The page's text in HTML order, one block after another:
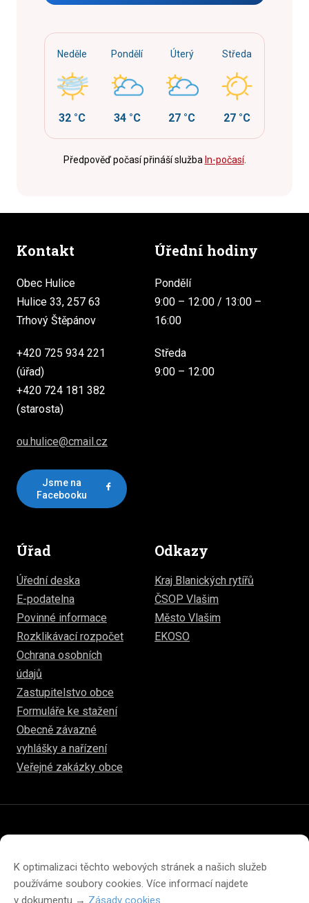
K optimalizaci těchto webových stránek a našich služeb
používáme soubory cookies. Více informací najdete
v dokumentu → Zásady cookies
Neděle
32 °C
Pondělí
34 °C
Úterý
27 °C
Středa
27 °C
Předpověď počasí přináší služba In-počasí.
Kontakt
Obec Hulice
Hulice 33, 257 63
Trhový Štěpánov
+420 725 934 221
(úřad)
+420 724 181 382
(starosta)
ou.hulice@cmail.cz
Jsme na
Facebooku
Úřední hodiny
Pondělí
9:00 – 12:00 / 13:00 –
16:00
Středa
9:00 – 12:00
Úřad
Úřední deska
E-podatelna
Povinné informace
Rozklikávací rozpočet
Ochrana osobních
údajů
Zastupitelstvo obce
Formuláře ke stažení
Obecně závazné
vyhlášky a nařízení
Veřejné zakázky obce
Odkazy
Kraj Blanických rytířů
ČSOP Vlašim
Město Vlašim
EKOSO
Prohlášení o přístupnosti
Prohlášení o ochraně soukromí
Zásady cookies (EU)